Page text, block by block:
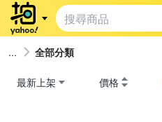
全部分類
最新上架 價格